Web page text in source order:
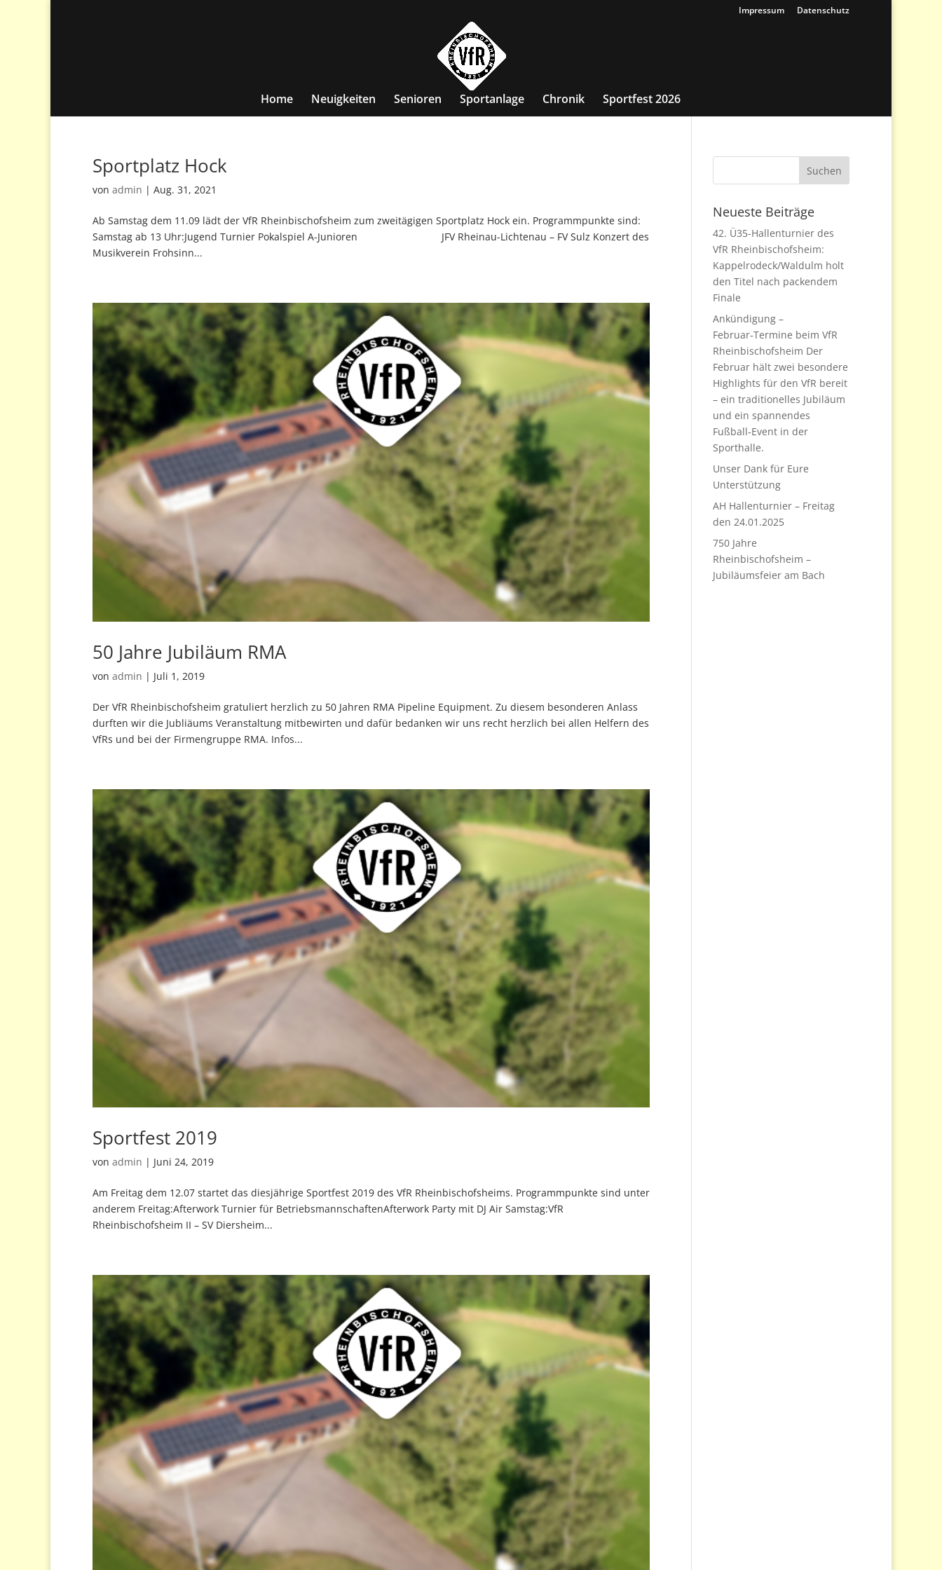
Impressum Datenschutz
Home Neuigkeiten Senioren Sportanlage Chronik Sportfest 2026
Sportplatz Hock
von admin | Aug. 31, 2021
Ab Samstag dem 11.09 lädt der VfR Rheinbischofsheim zum zweitägigen Sportplatz Hock ein. Programmpunkte sind:
Samstag ab 13 Uhr:Jugend Turnier Pokalspiel A-Junioren JFV Rheinau-Lichtenau – FV Sulz Konzert des
Musikverein Frohsinn...
50 Jahre Jubiläum RMA
von admin | Juli 1, 2019
Der VfR Rheinbischofsheim gratuliert herzlich zu 50 Jahren RMA Pipeline Equipment. Zu diesem besonderen Anlass
durften wir die Jubliäums Veranstaltung mitbewirten und dafür bedanken wir uns recht herzlich bei allen Helfern des
VfRs und bei der Firmengruppe RMA. Infos...
Sportfest 2019
von admin | Juni 24, 2019
Am Freitag dem 12.07 startet das diesjährige Sportfest 2019 des VfR Rheinbischofsheims. Programmpunkte sind unter
anderem Freitag:Afterwork Turnier für BetriebsmannschaftenAfterwork Party mit DJ Air Samstag:VfR
Rheinbischofsheim II – SV Diersheim...
Neueste Beiträge
42. Ü35-Hallenturnier des
VfR Rheinbischofsheim:
Kappelrodeck/Waldulm holt
den Titel nach packendem
Finale
Ankündigung –
Februar‑Termine beim VfR
Rheinbischofsheim Der
Februar hält zwei besondere
Highlights für den VfR bereit
– ein traditionelles Jubiläum
und ein spannendes
Fußball‑Event in der
Sporthalle.
Unser Dank für Eure
Unterstützung
AH Hallenturnier – Freitag
den 24.01.2025
750 Jahre
Rheinbischofsheim –
Jubiläumsfeier am Bach